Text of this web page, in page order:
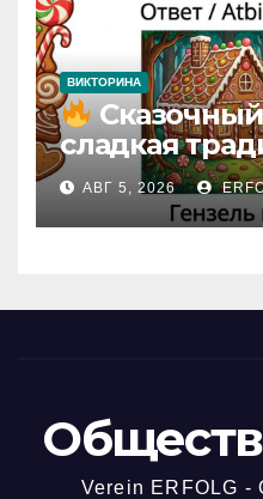
ВИКТОРИНА
сладкая
Открываем
вчерашней
АВГ 5, 2026
Verein ERFOLG -